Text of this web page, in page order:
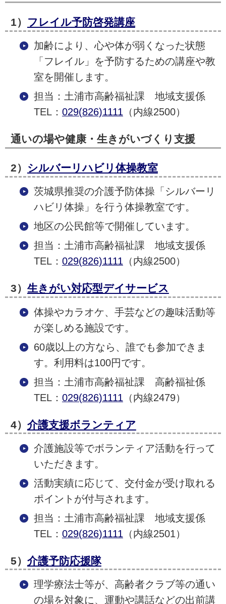
1） フレイル予防啓発講座
加齢により、心や体が弱くなった状態
「フレイル」を予防するための講座や教
室を開催します。
担当：土浦市高齢福祉課 地域支援係
TEL： 029(826)1111（内線2500）
通いの場や健康・生きがいづくり支援
2） シルバーリハビリ体操教室
茨城県推奨の介護予防体操「シルバーリ
ハビリ体操」を行う体操教室です。
地区の公民館等で開催しています。
担当：土浦市高齢福祉課 地域支援係
TEL： 029(826)1111 （内線2500）
3） 生きがい対応型デイサービス
体操やカラオケ、手芸などの趣味活動等
が楽しめる施設です。
60歳以上の方なら、誰でも参加できま
す。利用料は100円です。
担当：土浦市高齢福祉課 高齢福祉係
TEL： 029(826)1111 （内線2479）
4） 介護支援ボランティア
介護施設等でボランティア活動を行って
いただきます。
活動実績に応じて、交付金が受け取れる
ポイントが付与されます。
担当：土浦市高齢福祉課 地域支援係
TEL： 029(826)1111 （内線2501）
5） 介護予防応援隊
理学療法士等が、高齢者クラブ等の通い
の場を対象に、運動や講話などの出前講